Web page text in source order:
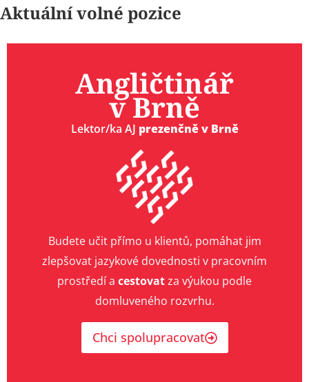
Aktuální volné pozice
Angličtinář
v Brně
Lektor/ka AJ prezenčně v Brně
Budete učit přímo u klientů, pomáhat jim
zlepšovat jazykové dovednosti v pracovním
prostředí a cestovatza výukou podle
domluveného rozvrhu.
Chci spolupracovat